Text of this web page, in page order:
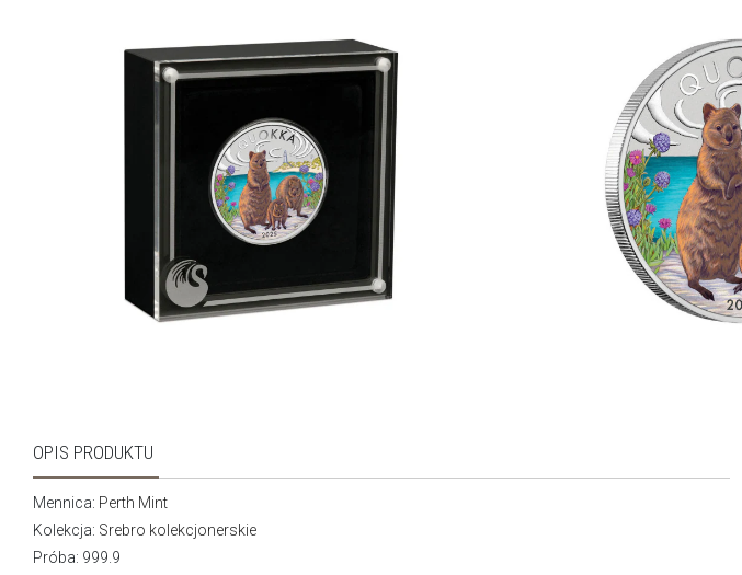
OPIS PRODUKTU
Mennica: Perth Mint
Kolekcja: Srebro kolekcjonerskie
Próba: 999.9